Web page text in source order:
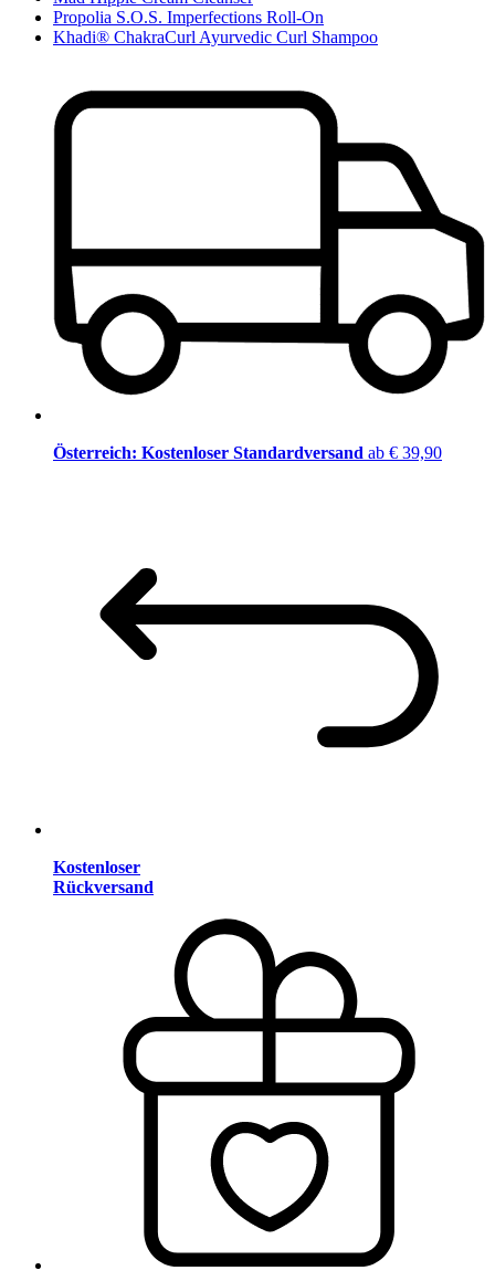
Propolia S.O.S. Imperfections Roll-On
Khadi® ChakraCurl Ayurvedic Curl Shampoo
Österreich: Kostenloser Standardversand ab € 39,90
Kostenloser
Rückversand